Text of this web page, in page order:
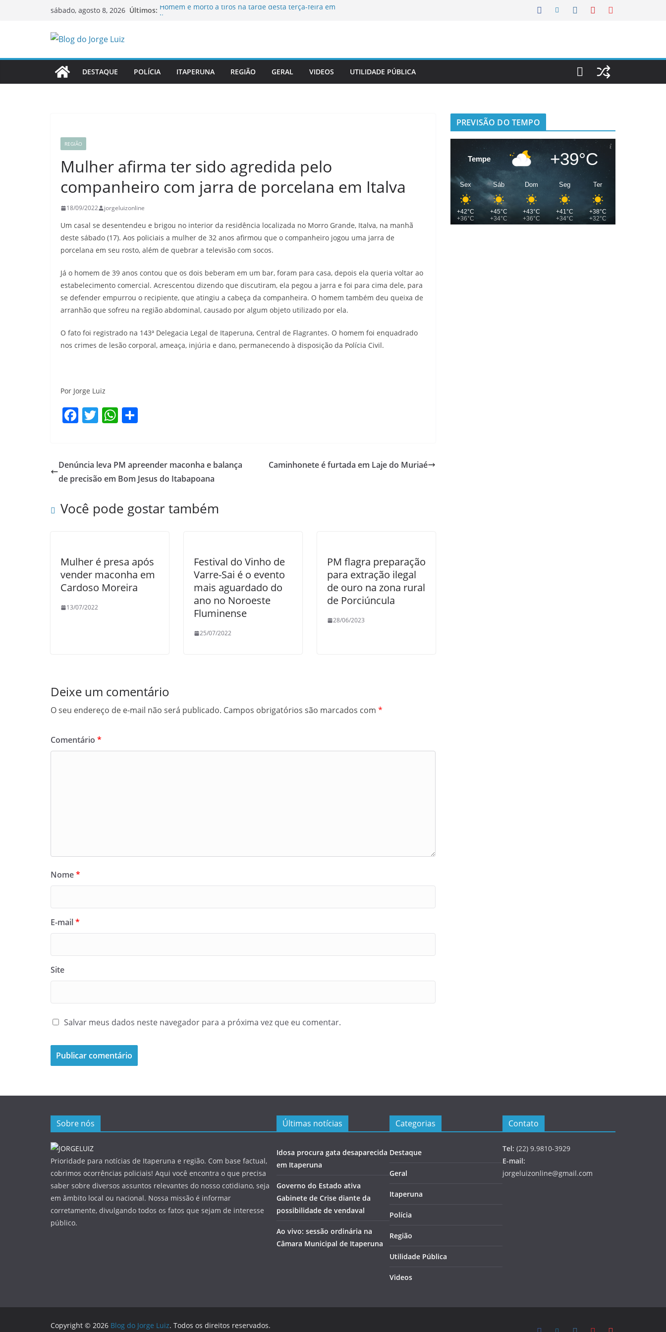
sábado, agosto 8, 2026 Últimos: Homem é morto a tiros na tarde desta terça-feira em
Ao vivo: sessão ordinária na Câmara Municipal de
Itaperuna
DESTAQUE POLÍCIA ITAPERUNA REGIÃO GERAL VIDEOS UTILIDADE PÚBLICA
REGIÃO
Mulher afirma ter sido agredida pelo
companheiro com jarra de porcelana em Italva
18/09/2022 jorgeluizonline
Um casal se desentendeu e brigou no interior da residência localizada no Morro Grande, Italva, na manhã
deste sábado (17). Aos policiais a mulher de 32 anos afirmou que o companheiro jogou uma jarra de
porcelana em seu rosto, além de quebrar a televisão com socos.
Já o homem de 39 anos contou que os dois beberam em um bar, foram para casa, depois ela queria voltar ao
estabelecimento comercial. Acrescentou dizendo que discutiram, ela pegou a jarra e foi para cima dele, para
se defender empurrou o recipiente, que atingiu a cabeça da companheira. O homem também deu queixa de
arranhão que sofreu na região abdominal, causado por algum objeto utilizado por ela.
O fato foi registrado na 143ª Delegacia Legal de Itaperuna, Central de Flagrantes. O homem foi enquadrado
nos crimes de lesão corporal, ameaça, injúria e dano, permanecendo à disposição da Polícia Civil.
Por Jorge Luiz
F
e
b
o
T
er
W
s
A
p
e
Denúncia leva PM apreender maconha e balança
de precisão em Bom Jesus do Itabapoana
Caminhonete é furtada em Laje do Muriaé
Você pode gostar também
Mulher é presa após
vender maconha em
Cardoso Moreira
13/07/2022
Festival do Vinho de
Varre-Sai é o evento
mais aguardado do
ano no Noroeste
Fluminense
25/07/2022
PM flagra preparação
para extração ilegal
de ouro na zona rural
de Porciúncula
28/06/2023
Deixe um comentário
O seu endereço de e-mail não será publicado. Campos obrigatórios são marcados com *
Comentário *
Nome*
E-mail*
Site
Salvar meus dados neste navegador para a próxima vez que eu comentar.
PREVISÃO DO TEMPO
Tempe +39°C
Sex
+42°C
+36°C
Sáb
+45°C
+34°C
Dom
+43°C
+36°C
Seg
+41°C
+34°C
Ter
+38°C
+32°C
Sobre nós
Prioridade para notícias de Itaperuna e região. Com base factual,
cobrimos ocorrências policiais! Aqui você encontra o que precisa
saber sobre diversos assuntos relevantes do nosso cotidiano, seja
em âmbito local ou nacional. Nossa missão é informar
corretamente, divulgando todos os fatos que sejam de interesse
público.
Últimas notícias
Idosa procura gata desaparecida
em Itaperuna
Governo do Estado ativa
Gabinete de Crise diante da
possibilidade de vendaval
Ao vivo: sessão ordinária na
Câmara Municipal de Itaperuna
Categorias
Destaque
Geral
Itaperuna
Polícia
Região
Utilidade Pública
Videos
Contato
Tel: (22) 9.9810-3929
E-mail:
jorgeluizonline@gmail.com
Copyright © 2026 Blog do Jorge Luiz. Todos os direitos reservados.